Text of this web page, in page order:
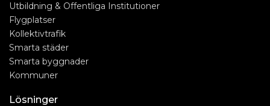
Utbildning & Offentliga Institutioner
Flygplatser
Kollektivtrafik
Smarta städer
Smarta byggnader
Kommuner
Lösninger